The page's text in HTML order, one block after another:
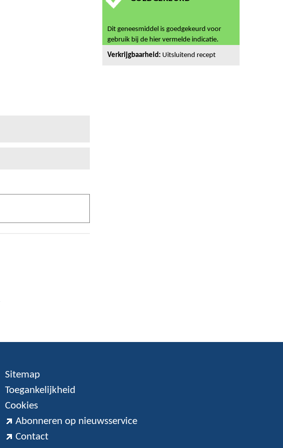
Dit geneesmiddel is goedgekeurd voor
gebruik bij de hier vermelde indicatie.
Verkrijgbaarheid: Uitsluitend recept
Sitemap
Toegankelijkheid
Cookies
Abonneren op nieuwsservice
Contact